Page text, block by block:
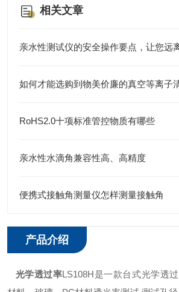
相关文章
亲水性测试仪的安全操作要点，让您远
如何才能选购到物美价廉的真空等离子
RoHS2.0十项标准管控物质有哪些
亲水性水滴角兼容性高、高精度
便携式接触角测量仪怎样测量接触角
产品介绍
光学透过率LS108H是一款台式光学透